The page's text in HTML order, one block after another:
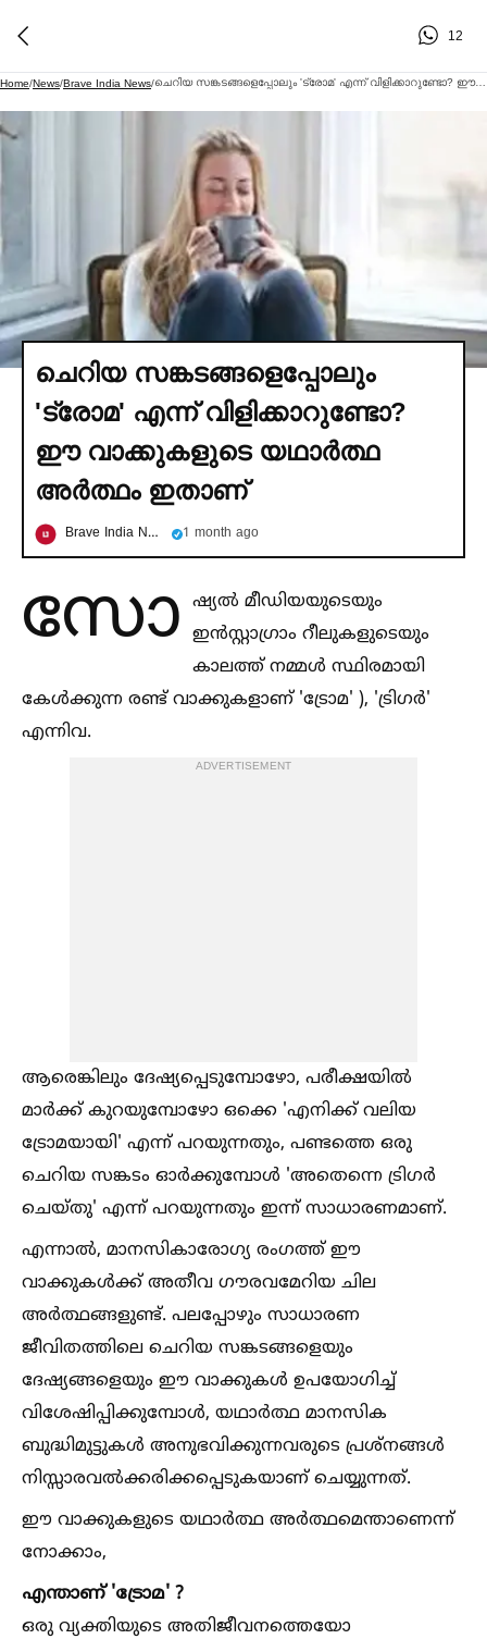
12
Home/News/Brave India News/ ചെറിയ സങ്കടങ്ങളെപ്പോലും 'ട്രോമ' എന്ന് വിളിക്കാറുണ്ടോ? ഈ വാക്കുകളുടെ യഥാര്‍ത്ഥ അര്‍ത്ഥം ഇതാണ്
ചെറിയ സങ്കടങ്ങളെപ്പോലും
'ട്രോമ' എന്ന് വിളിക്കാറുണ്ടോ?
ഈ വാക്കുകളുടെ യഥാര്‍ത്ഥ
അര്‍ത്ഥം ഇതാണ്
Brave India News 1 month ago
സോ ഷ്യല്‍ മീഡിയയുടെയും
ഇൻസ്റ്റാഗ്രാം റീലുകളുടെയും
കാലത്ത് നമ്മള്‍ സ്ഥിരമായി
കേള്‍ക്കുന്ന രണ്ട് വാക്കുകളാണ് 'ട്രോമ' ), 'ട്രിഗർ'
എന്നിവ.
ADVERTISEMENT
ആരെങ്കിലും ദേഷ്യപ്പെടുമ്പോഴോ, പരീക്ഷയില്‍
മാർക്ക് കുറയുമ്പോഴോ ഒക്കെ 'എനിക്ക് വലിയ
ട്രോമയായി' എന്ന് പറയുന്നതും, പണ്ടത്തെ ഒരു
ചെറിയ സങ്കടം ഓർക്കുമ്പോള്‍ 'അതെന്നെ ട്രിഗർ
ചെയ്തു' എന്ന് പറയുന്നതും ഇന്ന് സാധാരണമാണ്.
എന്നാല്‍, മാനസികാരോഗ്യ രംഗത്ത് ഈ
വാക്കുകള്‍ക്ക് അതീവ ഗൗരവമേറിയ ചില
അർത്ഥങ്ങളുണ്ട്. പലപ്പോഴും സാധാരണ
ജീവിതത്തിലെ ചെറിയ സങ്കടങ്ങളെയും
ദേഷ്യങ്ങളെയും ഈ വാക്കുകള്‍ ഉപയോഗിച്ച്‌
വിശേഷിപ്പിക്കുമ്പോള്‍, യഥാർത്ഥ മാനസിക
ബുദ്ധിമുട്ടുകള്‍ അനുഭവിക്കുന്നവരുടെ പ്രശ്നങ്ങള്‍
നിസ്സാരവല്‍ക്കരിക്കപ്പെടുകയാണ് ചെയ്യുന്നത്.
ഈ വാക്കുകളുടെ യഥാർത്ഥ അർത്ഥമെന്താണെന്ന്
നോക്കാം,
എന്താണ് 'ട്രോമ' ?
ഒരു വ്യക്തിയുടെ അതിജീവനത്തെയോ